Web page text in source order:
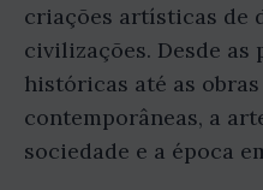
criações artísticas de
civilizações. Desde
históricas até as
contemporâneas, a
sociedade e a época